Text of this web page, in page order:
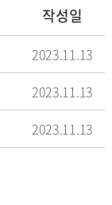
작성일
2023.11.13
2023.11.13
2023.11.13